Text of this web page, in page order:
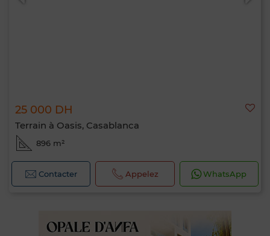
25 000 DH
Terrain à Oasis, Casablanca
896 m²
Contacter Appelez WhatsApp